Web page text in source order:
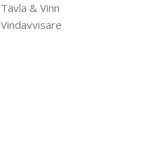
Tävla & Vinn
Vindavvisare